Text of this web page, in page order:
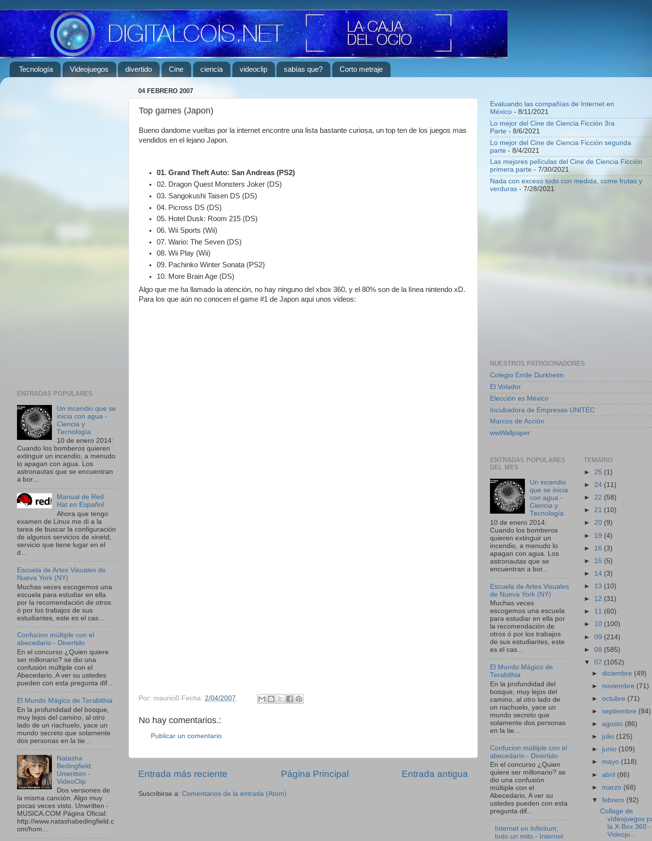
Tecnología Videojuegos divertido Cine ciencia videoclip sabías que? Corto metraje
04 FEBRERO 2007
Top games (Japon)
Bueno dandome vueltas por la internet encontre una lista bastante curiosa, un top ten de los juegos mas
vendidos en el lejano Japon.
01. Grand Theft Auto: San Andreas (PS2)
02. Dragon Quest Monsters Joker (DS)
03. Sangokushi Taisen DS (DS)
04. Picross DS (DS)
05. Hotel Dusk: Room 215 (DS)
06. Wii Sports (Wii)
07. Wario: The Seven (DS)
08. Wii Play (Wii)
09. Pachinko Winter Sonata (PS2)
10. More Brain Age (DS)
Algo que me ha llamado la atención, no hay ninguno del xbox 360, y el 80% son de la línea nintendo xD.
Para los que aún no conocen el game #1 de Japon aqui unos videos:
Por: maurici0 Fecha: 2/04/2007
No hay comentarios.:
Publicar un comentario
Entrada más reciente Entrada antigua
Página Principal
Suscribirse a: Comentarios de la entrada (Atom)
ENTRADAS POPULARES
Un incendio que se
inicia con agua -
Ciencia y
Tecnología
10 de enero 2014:
Cuando los bomberos quieren
extinguir un incendio, a menudo
lo apagan con agua. Los
astronautas que se encuentran
a bor...
Manual de Red
Hat en Español
Ahora que tengo
examen de Linux me di a la
tarea de buscar la configuración
de algunos servicios de xinetd,
servicio que tiene lugar en el
d...
Escuela de Artes Visuales de
Nueva York (NY)
Muchas veces escogemos una
escuela para estudiar en ella
por la recomendación de otros
ó por los trabajos de sus
estudiantes, este es el cas...
Confucion múltiple con el
abecedario - Divertido
En el concurso ¿Quien quiere
ser millonario? se dio una
confusión múltiple con el
Abecedario, A ver su ustedes
pueden con esta pregunta dif...
El Mundo Mágico de Terabithia
En la profundidad del bosque,
muy lejos del camino, al otro
lado de un riachuelo, yace un
mundo secreto que solamente
dos personas en la tie...
Natasha
Bedingfield,
Unwritten -
VideoClip
Dos versiones de
la misma canción. Algo muy
pocas veces visto. Unwritten -
MUSICA.COM Página Oficial:
http://www.natashabedingfield.c
om/hom...
Evaluando las compañías de Internet en
México - 8/11/2021
Lo mejor del Cine de Ciencia Ficción 3ra
Parte - 8/6/2021
Lo mejor del Cine de Ciencia Ficción segunda
parte - 8/4/2021
Las mejores películas del Cine de Ciencia Ficción
primera parte - 7/30/2021
Nada con exceso todo con medida, come frutas y
verduras - 7/28/2021
NUESTROS PATROCINADORES
Colegio Emile Durkheim
El Volador
Elección es México
Incubadora de Empresas UNITEC
Marcos de Acción
wwWallpaper
ENTRADAS POPULARES
DEL MES
Un incendio
que se inicia
con agua -
Ciencia y
Tecnología
10 de enero 2014:
Cuando los bomberos
quieren extinguir un
incendio, a menudo lo
apagan con agua. Los
astronautas que se
encuentran a bor...
Escuela de Artes Visuales
de Nueva York (NY)
Muchas veces
escogemos una escuela
para estudiar en ella por
la recomendación de
otros ó por los trabajos
de sus estudiantes, este
es el cas...
El Mundo Mágico de
Terabithia
En la profundidad del
bosque, muy lejos del
camino, al otro lado de
un riachuelo, yace un
mundo secreto que
solamente dos personas
en la tie...
Confucion múltiple con el
abecedario - Divertido
En el concurso ¿Quien
quiere ser millonario? se
dio una confusión
múltiple con el
Abecedario, A ver su
ustedes pueden con esta
pregunta dif...
Internet en Infinitum,
todo un mito - Internet
TEMARIO
► 25 (1)
► 24 (11)
► 22 (58)
► 21 (10)
► 20 (9)
► 19 (4)
► 16 (3)
► 15 (5)
► 14 (3)
► 13 (10)
► 12 (31)
► 11 (60)
► 10 (100)
► 09 (214)
► 08 (585)
▼ 07 (1052)
►diciembre (49)
► noviembre (71)
►octubre (71)
►septiembre (84)
►agosto (86)
► julio (125)
► junio (109)
► mayo (118)
►abril (86)
► marzo (68)
▼febrero (92)
Collage de
vídeojuegos
la X-Box 360 -
Videoju...